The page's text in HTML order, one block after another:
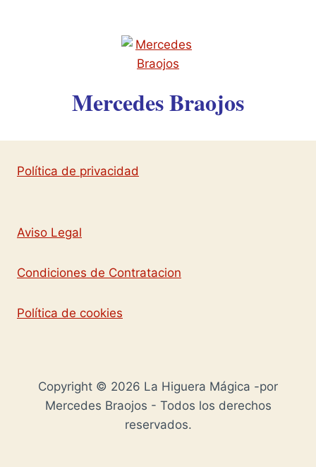
Mercedes Braojos
Política de privacidad
Aviso Legal
Condiciones de Contratacion
Política de cookies
Copyright © 2026 La Higuera Mágica -por
Mercedes Braojos - Todos los derechos
reservados.